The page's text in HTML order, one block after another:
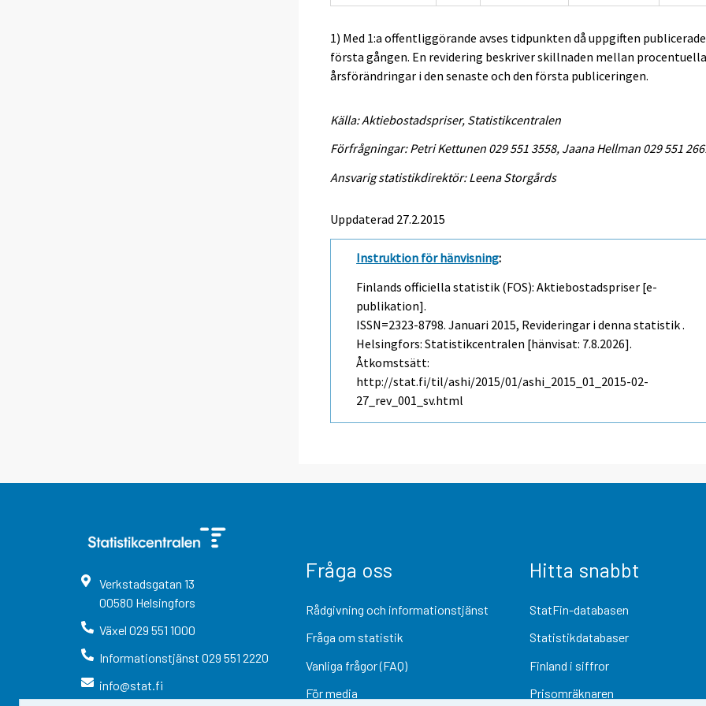
1) Med 1:a offentliggörande avses tidpunkten då uppgiften
första gången. En revidering beskriver skillnaden mellan procentuella
årsförändringar i den senaste och den första publiceringen.
Källa: Aktiebostadspriser, Statistikcentralen
Förfrågningar: Petri Kettunen 029 551 3558, Jaana Hellman 029 551
Ansvarig statistikdirektör: Leena Storgårds
Uppdaterad 27.2.2015
Instruktion för hänvisning:
Finlands officiella statistik (FOS): Aktiebostadspriser [e-
publikation].
ISSN=2323-8798.Januari 2015, Revideringar i denna statistik .
Helsingfors: Statistikcentralen [hänvisat: 7.8.2026].
Åtkomstsätt:
http://stat.fi/til/ashi/2015/01/ashi_2015_01_2015-02-
27_rev_001_sv.html
Verkstadsgatan 13
00580 Helsingfors
Växel 029 551 1000
Informationstjänst 029 551 2220
info@stat.fi
Fråga oss
Rådgivning och informationstjänst
Fråga om statistik
Vanliga frågor (FAQ)
För media
Hitta snabbt
StatFin-databasen
Statistikdatabaser
Finland i siffror
Prisomräknaren